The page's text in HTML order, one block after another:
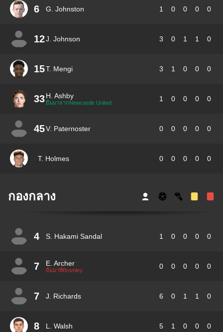
6 G. Johnston 1 0 0 0 0
12J. Johnson 3 0 1 1 0
15T. Mengi 3 1 0 0 0
33H. Ashby
ยืมมาจากNewcastle United 1 0 0 0 0
45V. Paternoster 0 0 0 0 0
T. Holmes 0 0 0 0 0
กองกลาง
4 S. Hakami Sandal 1 0 0 0 0
7 E. Archer
ยืมมาที่Bromley 0 0 0 0 0
7 J. Richards 6 0 1 1 0
8 L. Walsh 5 1 0 0 0